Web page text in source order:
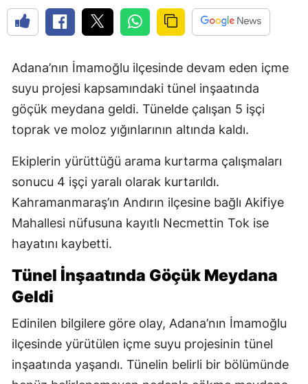
Adana’nın İmamoğlu ilçesinde devam eden içme
suyu projesi kapsamındaki tünel inşaatında
göçük meydana geldi. Tünelde çalışan 5 işçi
toprak ve moloz yığınlarının altında kaldı.
Ekiplerin yürüttüğü arama kurtarma çalışmaları
sonucu 4 işçi yaralı olarak kurtarıldı.
Kahramanmaraş’ın Andırın ilçesine bağlı Akifiye
Mahallesi nüfusuna kayıtlı Necmettin Tok ise
hayatını kaybetti.
Tünel İnşaatında Göçük Meydana
Geldi
Edinilen bilgilere göre olay, Adana’nın İmamoğlu
ilçesinde yürütülen içme suyu projesinin tünel
inşaatında yaşandı. Tünelin belirli bir bölümünde